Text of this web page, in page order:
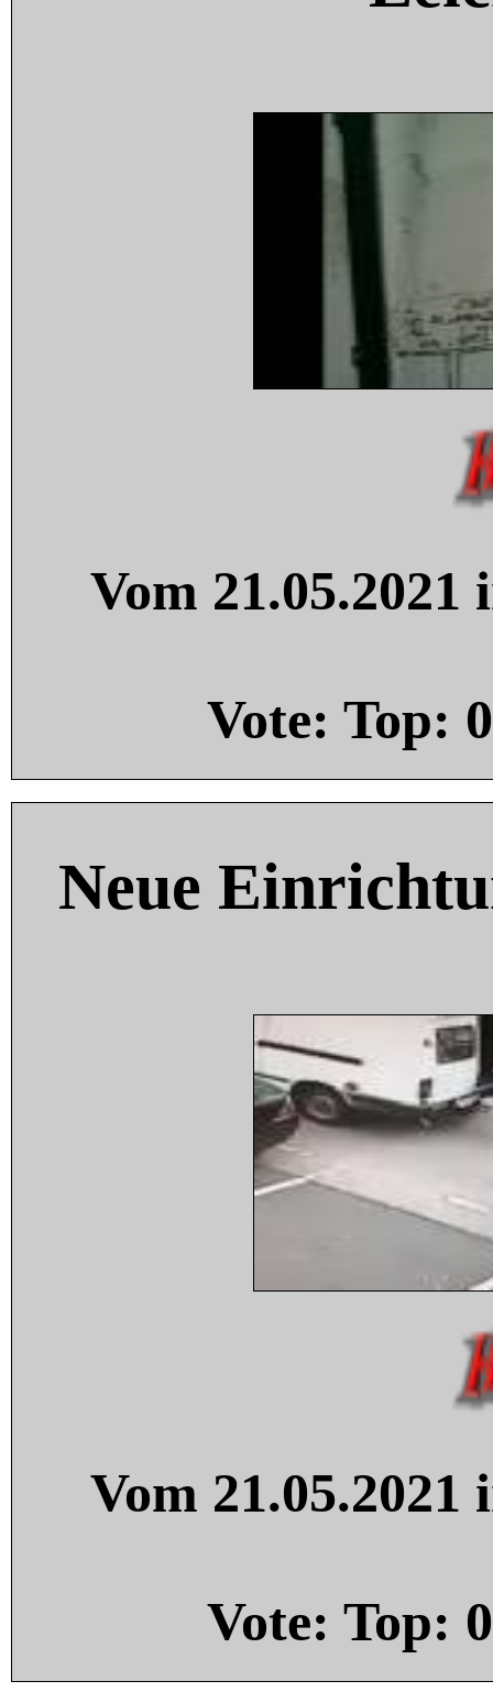
Vom
Vote: Top: 0
Neue
Vom
Vote: Top: 0